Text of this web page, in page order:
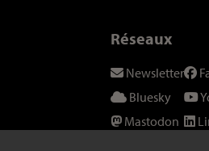
Réseaux
Newsletter
Bluesky
Mastodon